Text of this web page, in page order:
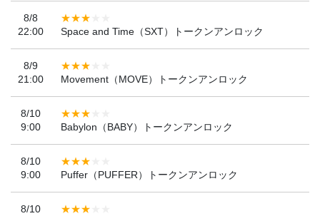
8/8
22:00
Space and Time（SXT）トークンアンロック
8/9
21:00
Movement（MOVE）トークンアンロック
8/10
9:00
Babylon（BABY）トークンアンロック
8/10
9:00
Puffer（PUFFER）トークンアンロック
8/10